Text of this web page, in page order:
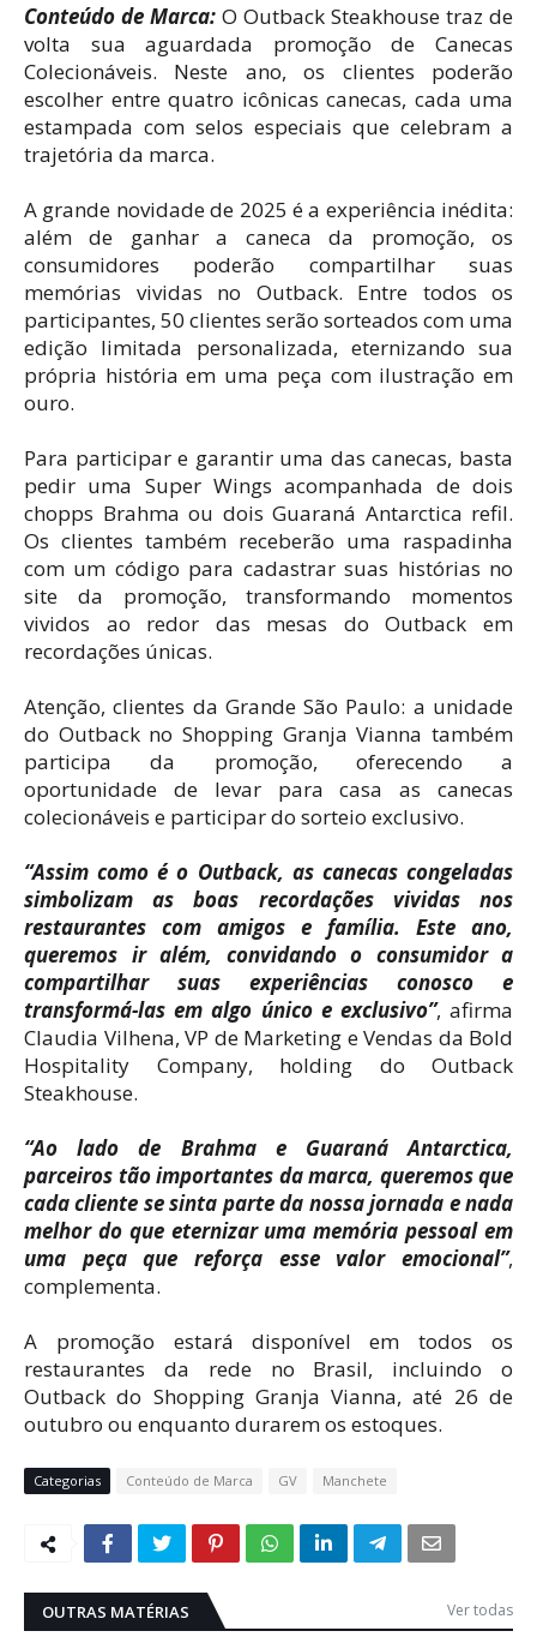
Conteúdo de Marca: O Outback Steakhouse traz de
volta sua aguardada promoção de Canecas
Colecionáveis. Neste ano, os clientes poderão
escolher entre quatro icônicas canecas, cada uma
estampada com selos especiais que celebram a
trajetória da marca.
A grande novidade de 2025 é a experiência inédita:
além de ganhar a caneca da promoção, os
consumidores poderão compartilhar suas
memórias vividas no Outback. Entre todos os
participantes, 50 clientes serão sorteados com uma
edição limitada personalizada, eternizando sua
própria história em uma peça com ilustração em
ouro.
Para participar e garantir uma das canecas, basta
pedir uma Super Wings acompanhada de dois
chopps Brahma ou dois Guaraná Antarctica refil.
Os clientes também receberão uma raspadinha
com um código para cadastrar suas histórias no
site da promoção, transformando momentos
vividos ao redor das mesas do Outback em
recordações únicas.
Atenção, clientes da Grande São Paulo: a unidade
do Outback no Shopping Granja Vianna também
participa da promoção, oferecendo a
oportunidade de levar para casa as canecas
colecionáveis e participar do sorteio exclusivo.
“Assim como é o Outback, as canecas congeladas
simbolizam as boas recordações vividas nos
restaurantes com amigos e família. Este ano,
queremos ir além, convidando o consumidor a
compartilhar suas experiências conosco e
transformá-las em algo único e exclusivo”, afirma
Claudia Vilhena, VP de Marketing e Vendas da Bold
Hospitality Company, holding do Outback
Steakhouse.
“Ao lado de Brahma e Guaraná Antarctica,
parceiros tão importantes da marca, queremos que
cada cliente se sinta parte da nossa jornada e nada
melhor do que eternizar uma memória pessoal em
uma peça que reforça esse valor emocional”,
complementa.
A promoção estará disponível em todos os
restaurantes da rede no Brasil, incluindo o
Outback do Shopping Granja Vianna, até 26 de
outubro ou enquanto durarem os estoques.
Categorias Conteúdo de Marca GV Manchete
OUTRAS MATÉRIAS Ver todas